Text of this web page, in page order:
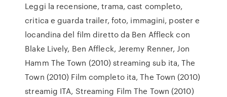
Leggi la recensione, trama, cast completo,
critica e guarda trailer, foto, immagini, poster e
locandina del film diretto da Ben Affleck con
Blake Lively, Ben Affleck, Jeremy Renner, Jon
Hamm The Town (2010) streaming sub ita, The
Town (2010) Film completo ita, The Town (2010)
streamig ITA, Streaming Film The Town (2010)